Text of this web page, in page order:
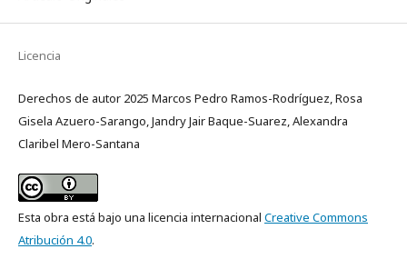
Licencia
Derechos de autor 2025 Marcos Pedro Ramos-Rodríguez, Rosa
Gisela Azuero-Sarango, Jandry Jair Baque-Suarez, Alexandra
Claribel Mero-Santana
Esta obra está bajo una licencia internacional Creative Commons
Atribución 4.0.